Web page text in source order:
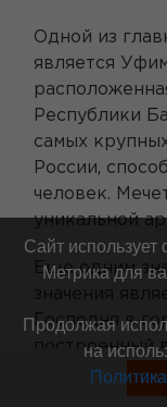
Одной из
является
Республики
самых
России,
человек.
уникальной
Еще одним
значения
Господня в
построенный
своей
Сайт
Метрика для
Продолжая
на